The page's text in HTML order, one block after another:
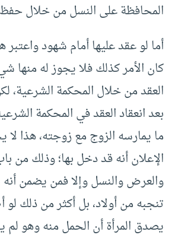
المحافظة على النسل من خلال
أما لو عقد عليها أمام شهود واعتبر
كان الأمر كذلك فلا يجوز له منها
العقد من خلال المحكمة الشرعية،
بعد انعقاد العقد في المحكمة
ما يمارسه الزوج مع زوجته، هذا لا
الإعلان أنه قد دخل بها؛ وذلك من
والعرض والنسل وإلا فمن يضمن
تنجبه من أولاد، بل أكثر من ذلك
يصدق المرأة أن الحمل منه وهو لم